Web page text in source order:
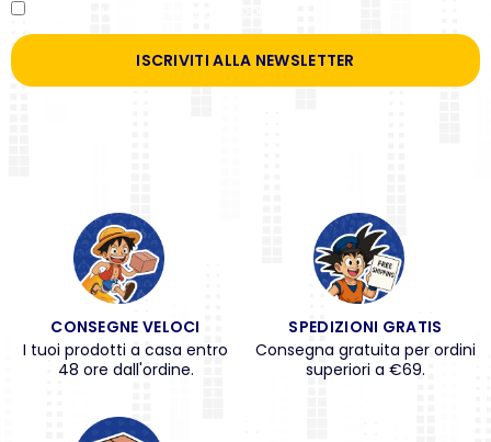
ISCRIVITI ALLA NEWSLETTER
CONSEGNE VELOCI
I tuoi prodotti a casa entro
48 ore dall'ordine.
SPEDIZIONI GRATIS
Consegna gratuita per ordini
superiori a €69.